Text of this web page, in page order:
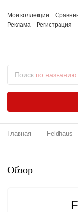
Мои коллекции
Реклама
Регистрация
Поиск по названию
Главная Feldhaus
Обзор